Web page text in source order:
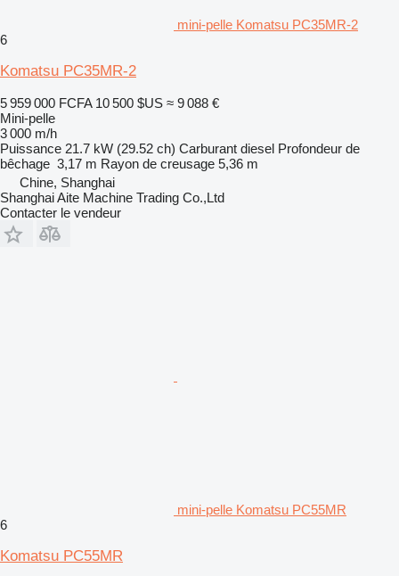
mini-pelle Komatsu PC35MR-2
6
Komatsu PC35MR-2
5 959 000 FCFA 10 500 $US ≈ 9 088 €
Mini-pelle
3 000 m/h
Puissance 21.7 kW (29.52 ch) Carburant diesel Profondeur de
bêchage 3,17 m Rayon de creusage 5,36 m
Chine, Shanghai
Shanghai Aite Machine Trading Co.,Ltd
Contacter le vendeur
mini-pelle Komatsu PC55MR
6
Komatsu PC55MR